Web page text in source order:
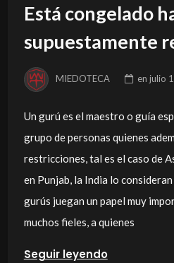
Está congelado
supuestamente
estado de
MIEDOTECA enjulio
Un gurú es el maestro o guía
grupo de personas quienes
restricciones, tal es el caso de
en Punjab, la India lo
gurús juegan un papel muy
muchos fieles, a quienes
Seguir leyendo